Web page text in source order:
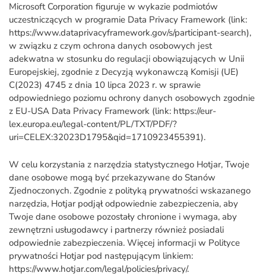
Microsoft Corporation figuruje w wykazie podmiotów
uczestniczących w programie Data Privacy Framework (link:
https://www.dataprivacyframework.gov/s/participant-search),
w związku z czym ochrona danych osobowych jest
adekwatna w stosunku do regulacji obowiązujących w Unii
Europejskiej, zgodnie z Decyzją wykonawczą Komisji (UE)
C(2023) 4745 z dnia 10 lipca 2023 r. w sprawie
odpowiedniego poziomu ochrony danych osobowych zgodnie
z EU-USA Data Privacy Framework (link: https://eur-
lex.europa.eu/legal-content/PL/TXT/PDF/?
uri=CELEX:32023D1795&qid=1710923455391).
W celu korzystania z narzędzia statystycznego Hotjar, Twoje
dane osobowe mogą być przekazywane do Stanów
Zjednoczonych. Zgodnie z polityką prywatności wskazanego
narzędzia, Hotjar podjął odpowiednie zabezpieczenia, aby
Twoje dane osobowe pozostały chronione i wymaga, aby
zewnętrzni usługodawcy i partnerzy również posiadali
odpowiednie zabezpieczenia. Więcej informacji w Polityce
prywatności Hotjar pod następującym linkiem:
https://www.hotjar.com/legal/policies/privacy/.